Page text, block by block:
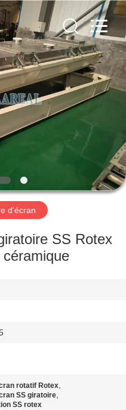
d'écran
SS Rotex
rotatif Rotex,
SS giratoire,
SS rotex